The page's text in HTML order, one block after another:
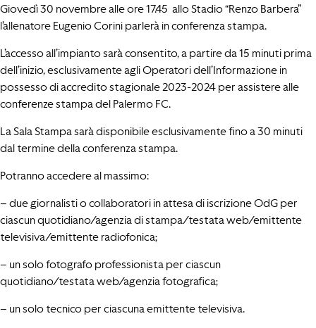
Giovedì 30 novembre alle ore 17.45 allo Stadio “Renzo Barbera”
l’allenatore Eugenio Corini parlerà in conferenza stampa.
L’accesso all’impianto sarà consentito, a partire da 15 minuti prima
dell’inizio, esclusivamente agli Operatori dell’Informazione in
possesso di accredito stagionale 2023-2024 per assistere alle
conferenze stampa del Palermo FC.
La Sala Stampa sarà disponibile esclusivamente fino a 30 minuti
dal termine della conferenza stampa.
Potranno accedere al massimo:
– due giornalisti o collaboratori in attesa di iscrizione OdG per
ciascun quotidiano/agenzia di stampa/testata web/emittente
televisiva/emittente radiofonica;
– un solo fotografo professionista per ciascun
quotidiano/testata web/agenzia fotografica;
– un solo tecnico per ciascuna emittente televisiva.